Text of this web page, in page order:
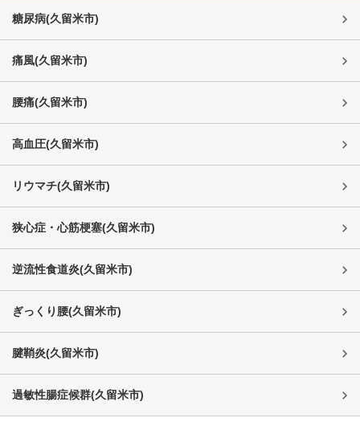
糖尿病(久留米市)
痛風(久留米市)
腰痛(久留米市)
高血圧(久留米市)
リウマチ(久留米市)
狭心症・心筋梗塞(久留米市)
逆流性食道炎(久留米市)
ぎっくり腰(久留米市)
腱鞘炎(久留米市)
過敏性腸症候群(久留米市)